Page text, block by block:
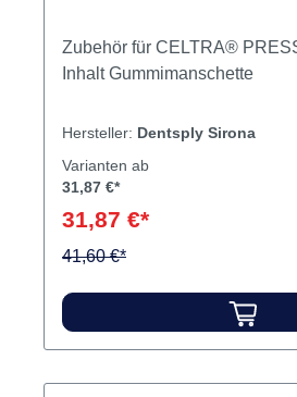
Zubehör für CELTRA®
Inhalt Gummimanschette
Hersteller: Dentsply Sirona
Varianten ab
31,87 €*
31,87 €*
41,60 €*